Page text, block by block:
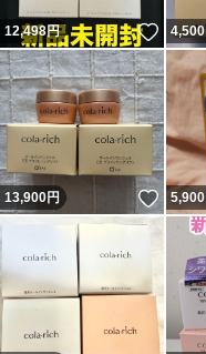
12,498円 いい
4,500
13,900円 いい
5,900